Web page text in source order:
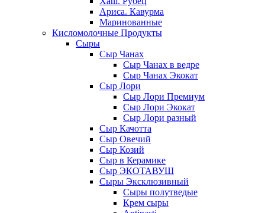
Ариса. Кавурма
Маринованные
Кисломолочные Продукты
Сыры
Сыр Чанах
Сыр Чанах в ведре
Сыр Чанах Экокат
Сыр Лори
Сыр Лори Премиум
Сыр Лори Экокат
Сыр Лори разный
Сыр Качотта
Сыр Овечий
Сыр Козий
Сыр в Керамике
Сыр ЭКОТАВУШ
Сыры Эксклюзивный
Сыры полутведые
Крем сыры